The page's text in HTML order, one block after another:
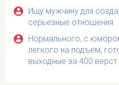
Ищу мужчину для
серьезные отношения
Нормального, с
легкого на подъем,
выходные за 400 верст